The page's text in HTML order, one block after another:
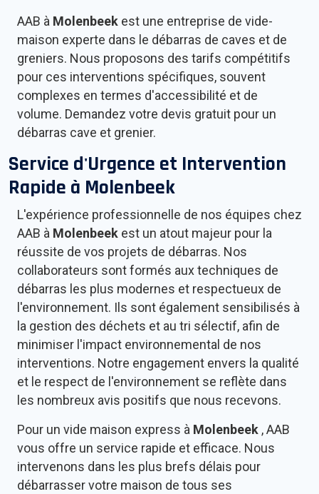
AAB à Molenbeek est une entreprise de vide-
maison experte dans le débarras de caves et de
greniers. Nous proposons des tarifs compétitifs
pour ces interventions spécifiques, souvent
complexes en termes d'accessibilité et de
volume. Demandez votre devis gratuit pour un
débarras cave et grenier.
Service d'Urgence et Intervention
Rapide à Molenbeek
L'expérience professionnelle de nos équipes chez
AAB à Molenbeek est un atout majeur pour la
réussite de vos projets de débarras. Nos
collaborateurs sont formés aux techniques de
débarras les plus modernes et respectueux de
l'environnement. Ils sont également sensibilisés à
la gestion des déchets et au tri sélectif, afin de
minimiser l'impact environnemental de nos
interventions. Notre engagement envers la qualité
et le respect de l'environnement se reflète dans
les nombreux avis positifs que nous recevons.
Pour un vide maison express à Molenbeek , AAB
vous offre un service rapide et efficace. Nous
intervenons dans les plus brefs délais pour
débarrasser votre maison de tous ses